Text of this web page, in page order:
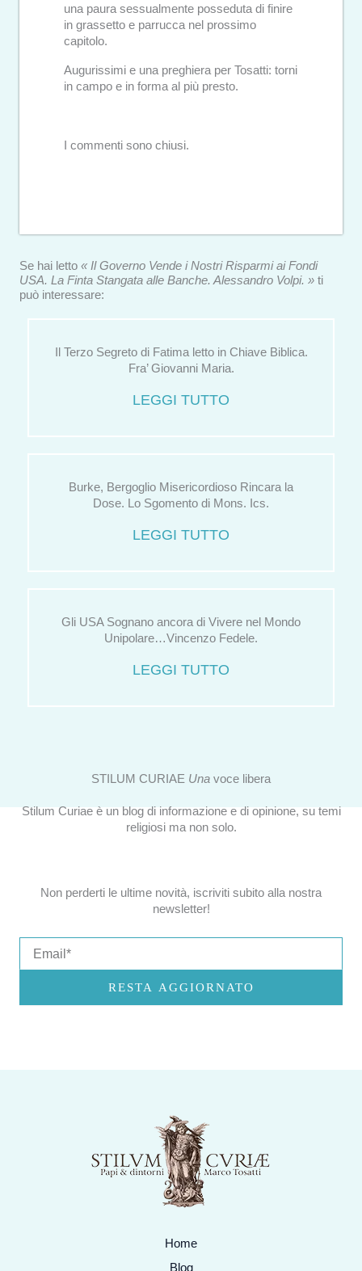
una paura sessualmente posseduta di finire
in grassetto e parrucca nel prossimo
capitolo.
Augurissimi e una preghiera per Tosatti: torni
in campo e in forma al più presto.
I commenti sono chiusi.
Se hai letto « Il Governo Vende i Nostri Risparmi ai Fondi
USA. La Finta Stangata alle Banche. Alessandro Volpi. » ti
può interessare:
Il Terzo Segreto di Fatima letto in Chiave Biblica.
Fra’ Giovanni Maria.
LEGGI TUTTO
Burke, Bergoglio Misericordioso Rincara la
Dose. Lo Sgomento di Mons. Ics.
LEGGI TUTTO
Gli USA Sognano ancora di Vivere nel Mondo
Unipolare…Vincenzo Fedele.
LEGGI TUTTO
STILUM CURIAE Una voce libera
Stilum Curiae è un blog di informazione e di opinione, su temi
religiosi ma non solo.
Non perderti le ultime novità, iscriviti subito alla nostra
newsletter!
RESTA AGGIORNATO
Home
Blog